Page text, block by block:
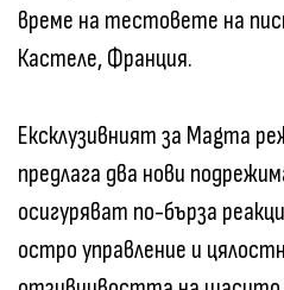
време на тестовете на
Кастеле, Франция.
Ексклузивният за Magma
предлага два нови
осигуряват по-бърза
остро управление и